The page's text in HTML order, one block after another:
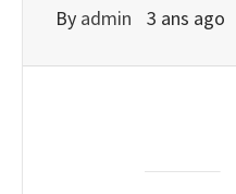
By admin 3 ans ago